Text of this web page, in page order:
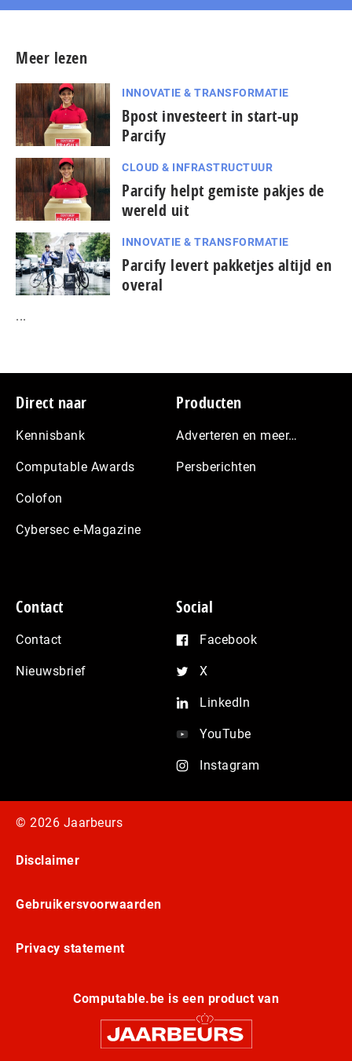
Meer lezen
INNOVATIE & TRANSFORMATIE
Bpost investeert in start-up
Parcify
CLOUD & INFRASTRUCTUUR
Parcify helpt gemiste pakjes de
wereld uit
INNOVATIE & TRANSFORMATIE
Parcify levert pakketjes altijd en
overal
...
Footer
Direct naar
Kennisbank
Computable Awards
Colofon
Cybersec e-Magazine
Producten
Adverteren en meer…
Persberichten
Contact
Contact
Nieuwsbrief
Social
Facebook
X
LinkedIn
YouTube
Instagram
© 2026 Jaarbeurs
Disclaimer
Gebruikersvoorwaarden
Privacy statement
Computable.be is een product van